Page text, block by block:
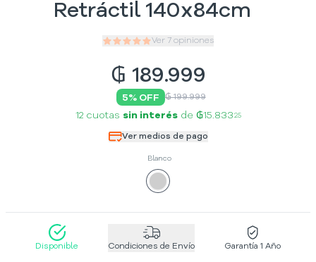
Retráctil 140x84cm
Ver 7 opiniones
₲ 189.999
5% OFF ₲ 199.999
12 cuotas sin interésde ₲15.833 25
Ver medios de pago
Blanco
Disponible Condiciones de Envío Garantía 1 Año